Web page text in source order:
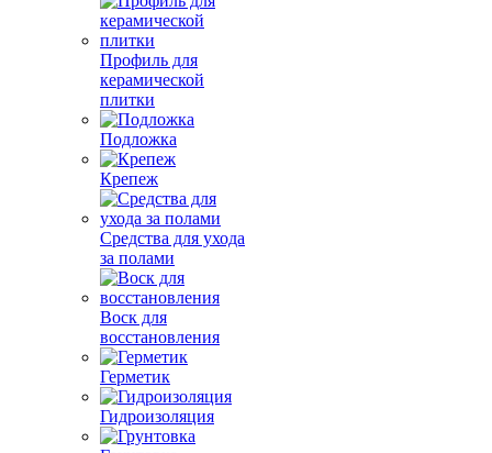
Профиль для
керамической
плитки
Подложка
Крепеж
Средства для ухода
за полами
Воск для
восстановления
Герметик
Гидроизоляция